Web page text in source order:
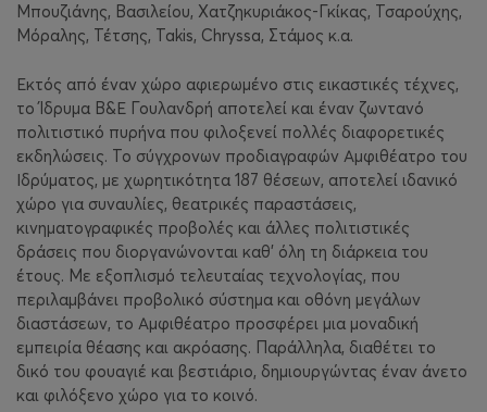
Μπουζιάνης, Βασιλείου, Χατζηκυριάκος-Γκίκας, Τσαρούχης,
Μόραλης, Τέτσης, Takis, Chryssa, Στάμος κ.α.
Εκτός από έναν χώρο αφιερωμένο στις εικαστικές τέχνες,
το Ίδρυμα Β&Ε Γουλανδρή αποτελεί και έναν ζωντανό
πολιτιστικό πυρήνα που φιλοξενεί πολλές διαφορετικές
εκδηλώσεις. Το σύγχρονων προδιαγραφών Αμφιθέατρο του
Ιδρύματος, με χωρητικότητα 187 θέσεων, αποτελεί ιδανικό
χώρο για συναυλίες, θεατρικές παραστάσεις,
κινηματογραφικές προβολές και άλλες πολιτιστικές
δράσεις που διοργανώνονται καθ’ όλη τη διάρκεια του
έτους. Με εξοπλισμό τελευταίας τεχνολογίας, που
περιλαμβάνει προβολικό σύστημα και οθόνη μεγάλων
διαστάσεων, το Αμφιθέατρο προσφέρει μια μοναδική
εμπειρία θέασης και ακρόασης. Παράλληλα, διαθέτει το
δικό του φουαγιέ και βεστιάριο, δημιουργώντας έναν άνετο
και φιλόξενο χώρο για το κοινό.